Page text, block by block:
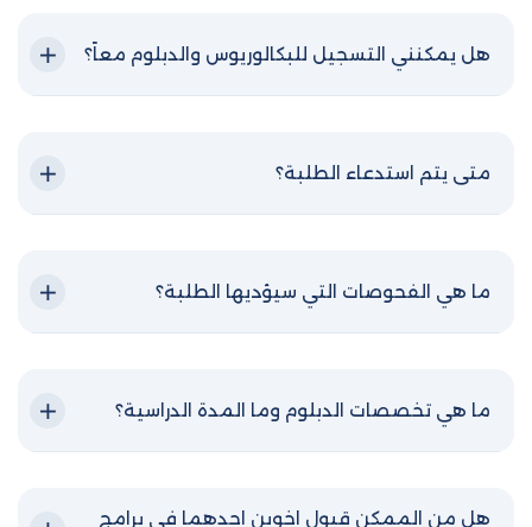
هل يمكنني التسجيل للبكالوريوس والدبلوم معاً؟
متى يتم استدعاء الطلبة؟
ما هي الفحوصات التي سيؤديها الطلبة؟
ما هي تخصصات الدبلوم وما المدة الدراسية؟
هل من الممكن قبول اخوين احدهما في برامج